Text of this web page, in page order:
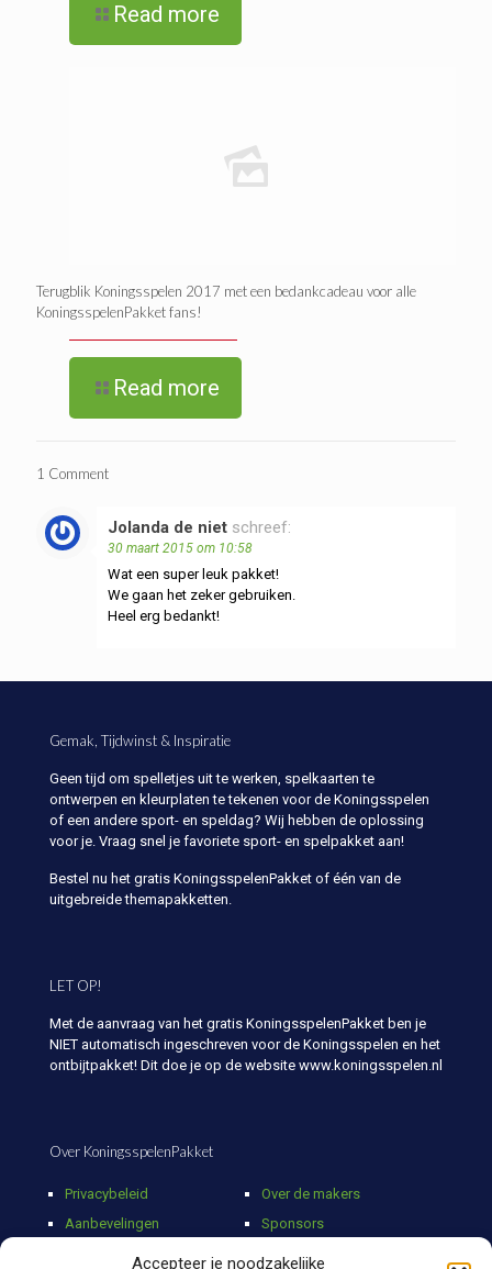
Accepteer je noodzakelijke
Read more
Terugblik Koningsspelen 2017 met een bedankcadeau voor alle
KoningsspelenPakket fans!
Read more
1 Comment
Jolanda de niet schreef:
30 maart 2015 om 10:58
Wat een super leuk pakket!
We gaan het zeker gebruiken.
Heel erg bedankt!
Gemak, Tijdwinst & Inspiratie
Geen tijd om spelletjes uit te werken, spelkaarten te
ontwerpen en kleurplaten te tekenen voor de Koningsspelen
of een andere sport- en speldag? Wij hebben de oplossing
voor je. Vraag snel je favoriete sport- en spelpakket aan!
Bestel nu het gratis KoningsspelenPakket of één van de
uitgebreide themapakketten.
LET OP!
Met de aanvraag van het gratis KoningsspelenPakket ben je
NIET automatisch ingeschreven voor de Koningsspelen en het
ontbijtpakket! Dit doe je op de website www.koningsspelen.nl
Over KoningsspelenPakket
Privacybeleid
Aanbevelingen
Over de makers
Sponsors
Partners